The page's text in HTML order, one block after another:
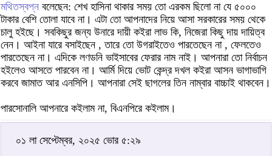
মথিতস্বপ্ন বলেছেন: শেখ হাসিনা থাকার সময় তো এরকম ছিলো না যে ৫০০০
টাকার বেশি তোলা যাবে না। এটা তো আপনাদের নিয়ে আসা সরকারের সময় থেকে
চালু হইছে। সবকিছুর জন্য উনারে দায়ী কইরা লাভ কি, নিজেরা কিছু দায় দায়িত্ব
নেন। আইনা যারে বসাইছেন , তারে তো উগরাইতেও পারতেছেন না , ফেলতেও
পারতেছেন না। এদিকে লণডনি ভাইসাবের ফেরার নাম নাই। আপনারা তো নির্বাচন
হইলেও আসতে পারবেন না। আর্মি দিয়ে ভোট কেন্দ্র দখল কইরা আসন ভাগাভাগি
করবে জামাত আর এনসিপি। আপনারা সেই ছাগলের তিন নাম্বার বাচ্চাই থাকবেন।
পারসোনালি আপনারে কইলাম না, বিএনপিরে কইলাম।
০১ লা সেপ্টেম্বর, ২০২৫ ভোর ৫:২৯